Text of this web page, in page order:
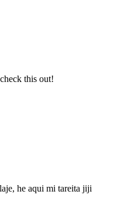
this out!
he aqui mi tareita jiji